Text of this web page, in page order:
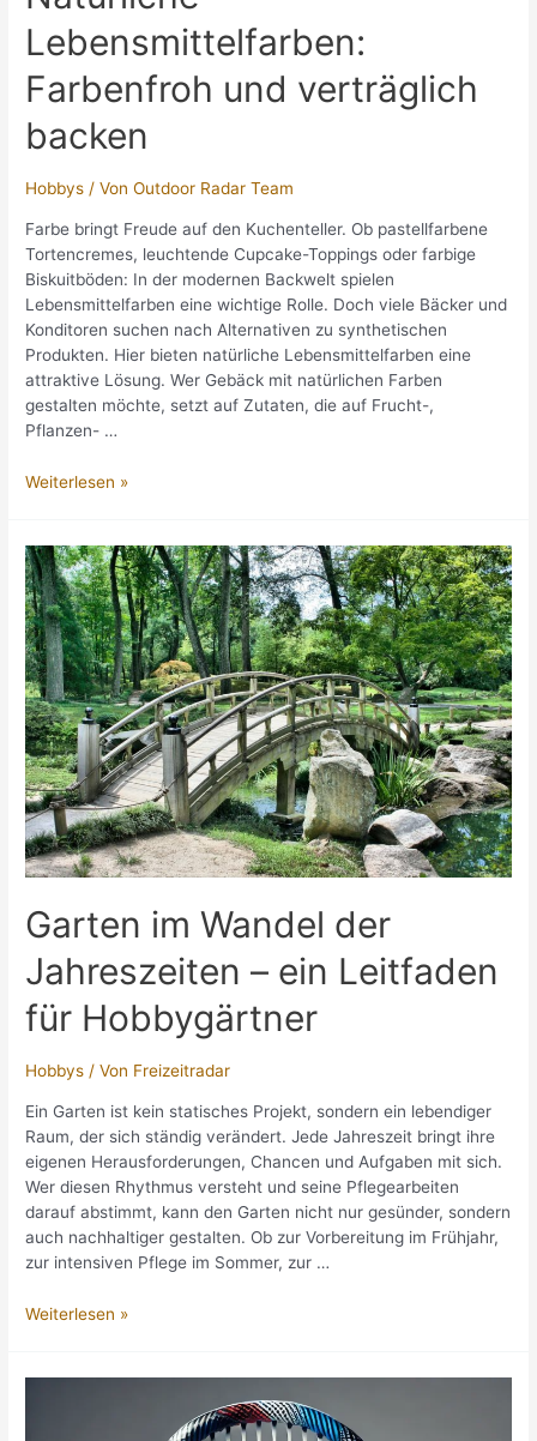
Lebensmittelfarben:
Farbenfroh und verträglich
backen
Hobbys / VonOutdoor Radar Team
Farbe bringt Freude auf den Kuchenteller. Ob pastellfarbene
Tortencremes, leuchtende Cupcake-Toppings oder farbige
Biskuitböden: In der modernen Backwelt spielen
Lebensmittelfarben eine wichtige Rolle. Doch viele Bäcker und
Konditoren suchen nach Alternativen zu synthetischen
Produkten. Hier bieten natürliche Lebensmittelfarben eine
attraktive Lösung. Wer Gebäck mit natürlichen Farben
gestalten möchte, setzt auf Zutaten, die auf Frucht-,
Pflanzen- …
Natürliche
und
verträglich
backen
Weiterlesen »
Garten im Wandel der
Jahreszeiten – ein Leitfaden
für Hobbygärtner
Hobbys / Von Freizeitradar
Ein Garten ist kein statisches Projekt, sondern ein lebendiger
Raum, der sich ständig verändert. Jede Jahreszeit bringt ihre
eigenen Herausforderungen, Chancen und Aufgaben mit sich.
Wer diesen Rhythmus versteht und seine Pflegearbeiten
darauf abstimmt, kann den Garten nicht nur gesünder, sondern
auch nachhaltiger gestalten. Ob zur Vorbereitung im Frühjahr,
zur intensiven Pflege im Sommer, zur …
Garten
Weiterlesen »